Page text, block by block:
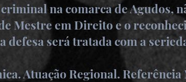
na comarca de Agudos,
Mestre em Direito e o
defesa será tratada com a
Atuação Regional. Referência